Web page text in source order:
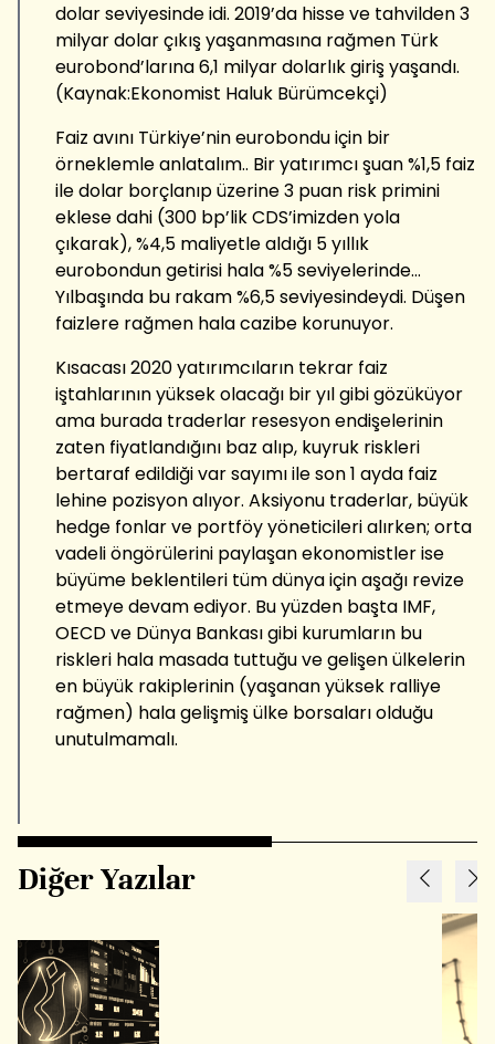
dolar seviyesinde idi. 2019’da hisse ve tahvilden 3
milyar dolar çıkış yaşanmasına rağmen Türk
eurobond’larına 6,1 milyar dolarlık giriş yaşandı.
(Kaynak:Ekonomist Haluk Bürümcekçi)
Faiz avını Türkiye’nin eurobondu için bir
örneklemle anlatalım.. Bir yatırımcı şuan %1,5 faiz
ile dolar borçlanıp üzerine 3 puan risk primini
eklese dahi (300 bp’lik CDS’imizden yola
çıkarak), %4,5 maliyetle aldığı 5 yıllık
eurobondun getirisi hala %5 seviyelerinde…
Yılbaşında bu rakam %6,5 seviyesindeydi. Düşen
faizlere rağmen hala cazibe korunuyor.
Kısacası 2020 yatırımcıların tekrar faiz
iştahlarının yüksek olacağı bir yıl gibi gözüküyor
ama burada traderlar resesyon endişelerinin
zaten fiyatlandığını baz alıp, kuyruk riskleri
bertaraf edildiği var sayımı ile son 1 ayda faiz
lehine pozisyon alıyor. Aksiyonu traderlar, büyük
hedge fonlar ve portföy yöneticileri alırken; orta
vadeli öngörülerini paylaşan ekonomistler ise
büyüme beklentileri tüm dünya için aşağı revize
etmeye devam ediyor. Bu yüzden başta IMF,
OECD ve Dünya Bankası gibi kurumların bu
riskleri hala masada tuttuğu ve gelişen ülkelerin
en büyük rakiplerinin (yaşanan yüksek ralliye
rağmen) hala gelişmiş ülke borsaları olduğu
unutulmamalı.
Diğer Yazılar